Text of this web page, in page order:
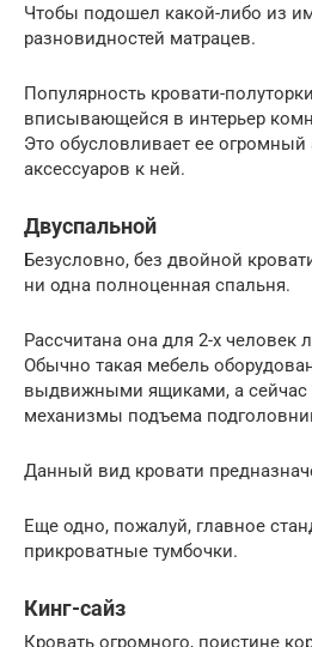
Чтобы подошел какой-либо из
разновидностей матрацев.
Популярность кровати-
вписывающейся в интерьер
Это обусловливает ее огромный
аксессуаров к ней.
Двуспальной
Безусловно, без двойной
ни одна полноценная спальня.
Рассчитана она для 2-х человек
Обычно такая мебель
выдвижными ящиками, а сейчас
механизмы подъема
Данный вид кровати
Еще одно, пожалуй, главное
прикроватные тумбочки.
Кинг-сайз
Кровать огромного, поистине